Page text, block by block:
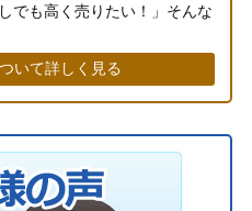
でも高く売りたい！」そんな
いて詳しく見る